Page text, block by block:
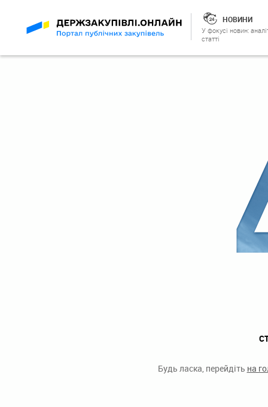
НОВИНИ
У фокусі новин:
статті
Будь ласка, перейдіть на